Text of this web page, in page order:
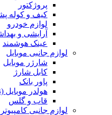
پروژکتور
کیف و کوله
لوازم خودرو
آرایشی و
عینک هوشمند
لوازم جانبی موبایل
شارژر موبایل
کابل شارژ
پاور بانک
هولدر موبایل
قاب و گلس
لوازم جانبی